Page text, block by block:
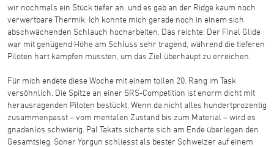
wir nochmals ein Stück tiefer an, und es gab an der Ridge kaum noch
verwertbare Thermik. Ich konnte mich gerade noch in einem sich
abschwächenden Schlauch hocharbeiten. Das reichte: Der Final Glide
war mit genügend Höhe am Schluss sehr tragend, während die tieferen
Piloten hart kämpfen mussten, um das Ziel überhaupt zu erreichen.
Für mich endete diese Woche mit einem tollen 20. Rang im Task
versöhnlich. Die Spitze an einer SRS-Competition ist enorm dicht mit
herausragenden Piloten bestückt. Wenn da nicht alles hundertprozentig
zusammenpasst – vom mentalen Zustand bis zum Material – wird es
gnadenlos schwierig. Pal Takats sicherte sich am Ende überlegen den
Gesamtsieg. Soner Yorgun schliesst als bester Schweizer auf einem